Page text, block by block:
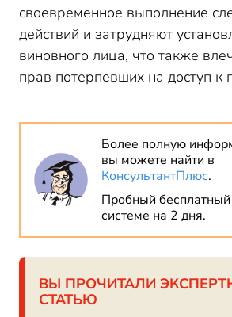
своевременное выполнение
действий и затрудняют
виновного лица, что также
прав потерпевших на доступ к
Более полную
вы можете найти в
КонсультантПлюс.
Пробный бесплатный
системе на 2 дня.
ВЫ ПРОЧИТАЛИ
СТАТЬЮ